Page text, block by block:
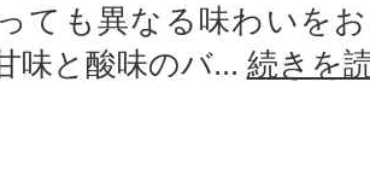
ても異なる味わいを
味と酸味のバ... 続きを